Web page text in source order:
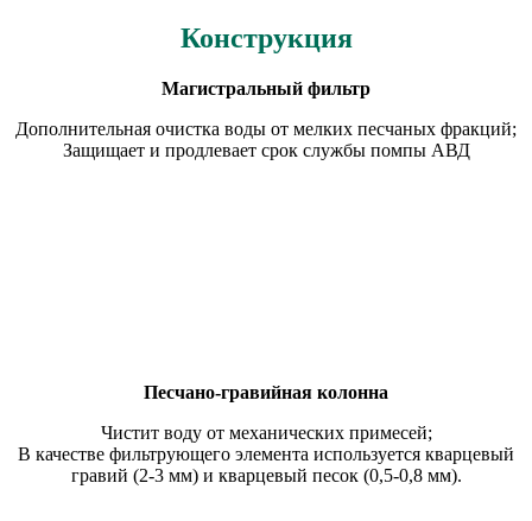
Конструкция
Магистральный фильтр
Дополнительная очистка воды от мелких песчаных фракций;
Защищает и продлевает срок службы помпы АВД
Песчано-гравийная колонна
Чистит воду от механических примесей;
В качестве фильтрующего элемента используется кварцевый
гравий (2-3 мм) и кварцевый песок (0,5-0,8 мм).